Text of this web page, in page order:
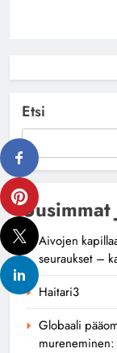
Etsi
Uusimmat
Aivojen
seuraukset –
Haitari3
Globaali